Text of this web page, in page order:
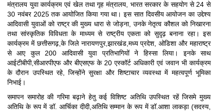
मंत्रालय युवा कार्यक्रम एवं खेल तथा गृह मंत्रालय, भारत सरकार के सहयोग से 24 से
30 नवंबर 2025 तक आयोजित किया गया था। इस सात दिवसीय आयोजन का उद्देश्य
आदिवासी युवाओं को राष्ट्र की मुख्य धारा से जोड़ना, उनके नेतृत्व कौशल को निखारना
तथा सांस्कृतिक विविधता के माध्यम से राष्ट्रीय एकता को सुदृढ़ बनाना रहा। इस
कार्यक्रम में छत्तीसगढ़,के जिले नारायणपुर,झारखंड,मध्य प्रदेश, ओडिशा और महाराष्ट्र
से आए कुल 200 आदिवासी युवा प्रतिभागियों ने हिस्सा लिया। इनके साथ
आईटीबीपी,सीआरपीएफ और बीएसएफ के 20 एस्कॉर्ट अधिकारी एवं जवान भी कार्यक्रम
के दौरान उपस्थित रहे, जिन्होंने सुरक्षा और शिष्टाचार व्यवस्था में महत्वपूर्ण भूमिका
निभाई।
समापन समारोह की गरिमा बढ़ाने हेतु कई विशिष्ट अतिथि उपस्थित रहें जिसमे मुख्य
अतिथि के रूप में डॉ. आर्चिका दीदी,अतिथि सम्मान के रूप में डॉ.आशा लाकड़ा (सदस्य,